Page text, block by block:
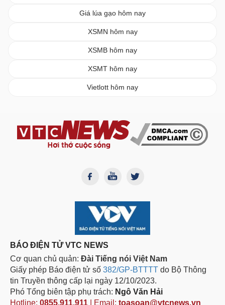
Giá lúa gạo hôm nay
XSMN hôm nay
XSMB hôm nay
XSMT hôm nay
Vietlott hôm nay
BÁO ĐIỆN TỬ VTC NEWS
Cơ quan chủ quản: Đài Tiếng nói Việt Nam
Giấy phép Báo điện tử số 382/GP-BTTTT do Bộ Thông
tin Truyền thông cấp lại ngày 12/10/2023.
Phó Tổng biên tập phụ trách: Ngô Văn Hải
Hotline: 0855.911.911 | Email: toasoan@vtcnews.vn